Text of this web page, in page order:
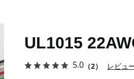
UL1015
5.0 （2） レビュ